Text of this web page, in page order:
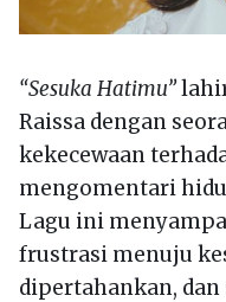
“Sesuka Hatimu”
Raissa dengan
kekecewaan
mengomentari
Lagu ini
frustrasi menuju
dipertahankan,